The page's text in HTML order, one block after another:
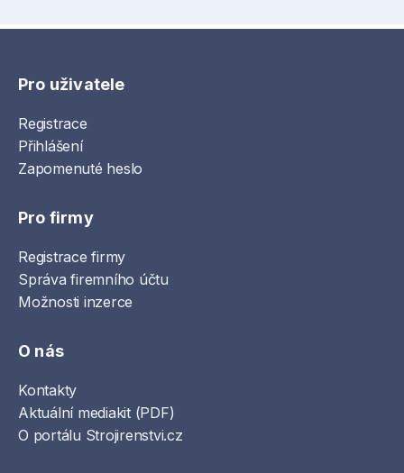
Pro uživatele
Registrace
Přihlášení
Zapomenuté heslo
Pro firmy
Registrace firmy
Správa firemního účtu
Možnosti inzerce
O nás
Kontakty
Aktuální mediakit (PDF)
O portálu Strojirenstvi.cz